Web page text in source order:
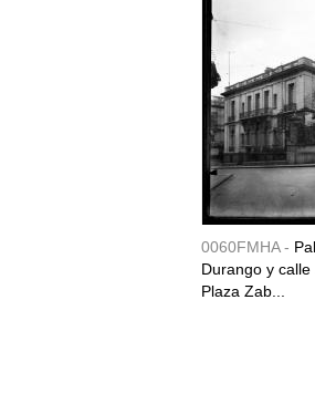
0060FMHA -
Durango y
Plaza Zab...